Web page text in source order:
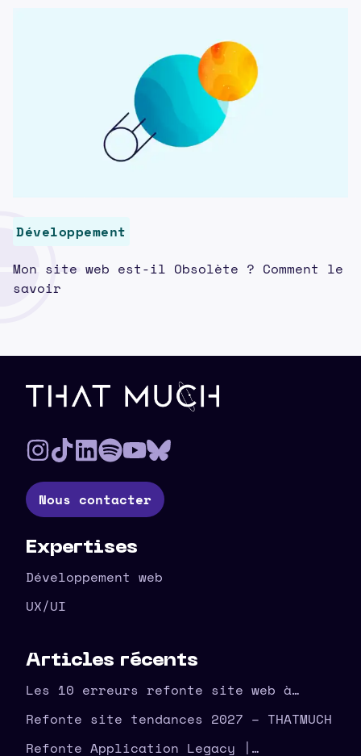
Développement
Mon site web est-il Obsolète ? Comment le
savoir
Pied de page
Nous contacter
Expertises
Développement web
UX/UI
Articles récents
Les 10 erreurs refonte site web à
éviter en amont – THATMUCH
Refonte site tendances 2027 – THATMUCH
Refonte Application Legacy |